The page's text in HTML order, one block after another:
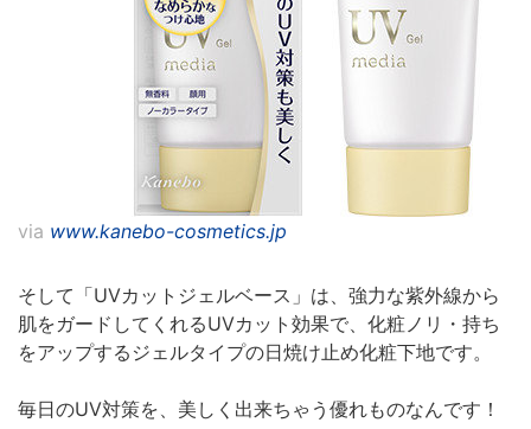
via www.kanebo-cosmetics.jp
そして「UVカットジェルベース」は、強力な紫外線から
肌をガードしてくれるUVカット効果で、化粧ノリ・持ち
をアップするジェルタイプの日焼け止め化粧下地です。
毎日のUV対策を、美しく出来ちゃう優れものなんです！